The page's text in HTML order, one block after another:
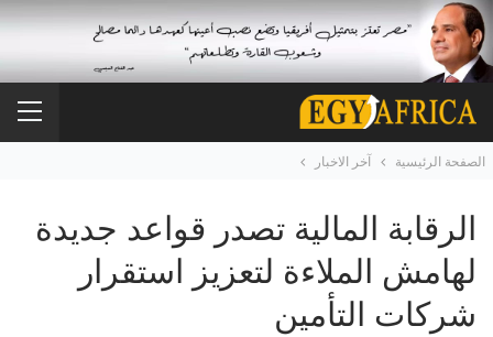
الصفحة الرئيسية آخر الاخبار
الرقابة المالية تصدر قواعد جديدة
لهامش الملاءة لتعزيز استقرار
شركات التأمين